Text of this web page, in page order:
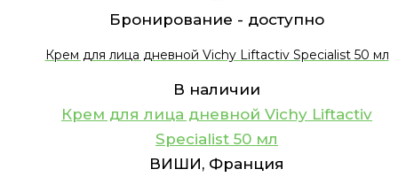
Бронирование - доступно
Крем для лица дневной Vichy Liftactiv Specialist 50 мл
В наличии
Крем для лица дневной Vichy Liftactiv
Specialist 50 мл
ВИШИ, Франция